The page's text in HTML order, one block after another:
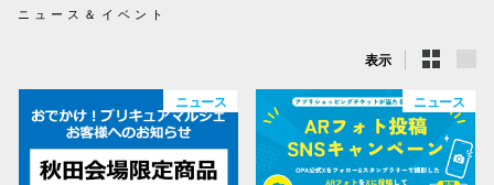
ニュース＆イベント
表示
ニュース ニュース